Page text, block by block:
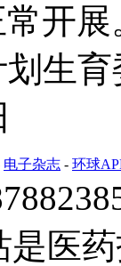
开展
生育
电子杂志 - 环球
是医